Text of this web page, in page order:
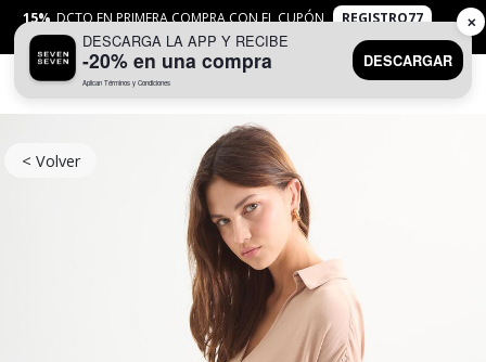
15% DCTO EN PRIMERA COMPRA CON EL CUPÓN
REGISTRO77
APLICANTYC
< Volver
DESCARGA LA APP Y RECIBE
-20% en una compra
Aplican Términos y Condiciones
DESCARGAR
✕